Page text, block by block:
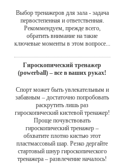
Выбор тренажеров для зала - задача
первостепенная и ответственная.
Рекоммендуем, прежде всего,
обратить внимание на такие
ключевые моменты в этом вопросе...
Гироскопический тренажер
(powerball) – все в ваших руках!
Спорт может быть увлекательным и
забавным – достаточно попробовать
раскрутить лишь раз
гироскопический кистевой тренажер!
Проще почувствовать
гироскопический тренажер –
обхватите плотно кистью этот
пластмассовый шар. Резко дергайте
стартовый шнур гироскопического
тренажера – развлечение началось!